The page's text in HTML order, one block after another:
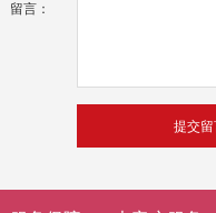
留言：